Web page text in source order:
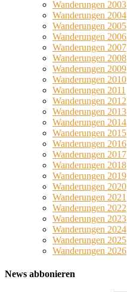
Wanderungen 2003
Wanderungen 2004
Wanderungen 2005
Wanderungen 2006
Wanderungen 2007
Wanderungen 2008
Wanderungen 2009
Wanderungen 2010
Wanderungen 2011
Wanderungen 2012
Wanderungen 2013
Wanderungen 2014
Wanderungen 2015
Wanderungen 2016
Wanderungen 2017
Wanderungen 2018
Wanderungen 2019
Wanderungen 2020
Wanderungen 2021
Wanderungen 2022
Wanderungen 2023
Wanderungen 2024
Wanderungen 2025
Wanderungen 2026
News abbonieren